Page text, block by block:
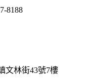
8188
文林街43號7樓